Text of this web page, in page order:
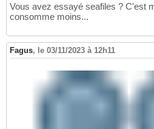
Vous avez essayé seafiles ? C'est
consomme moins...
Fagus, le 03/11/2023 à 12h11